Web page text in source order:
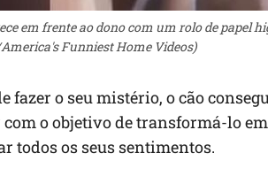
em frente ao dono com um rolo de papel
Funniest Home Videos)
fazer o seu mistério, o cão
o objetivo de transformá-lo
todos os seus sentimentos.